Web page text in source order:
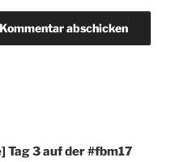
3 auf der #fbm17